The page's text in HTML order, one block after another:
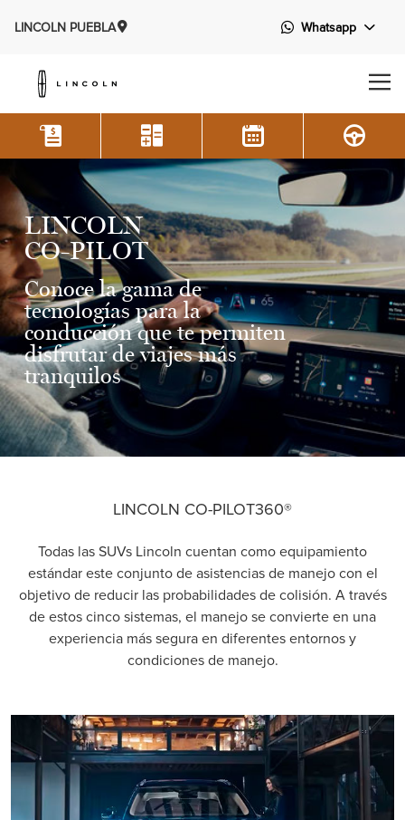
LINCOLN PUEBLA Whatsapp
LINCOLN
CO-PILOT
Conoce la gama de
tecnologías para la
conducción que te permiten
disfrutar de viajes más
tranquilos
LINCOLN CO-PILOT360®
Todas las SUVs Lincoln cuentan como equipamiento
estándar este conjunto de asistencias de manejo con el
objetivo de reducir las probabilidades de colisión. A través
de estos cinco sistemas, el manejo se convierte en una
experiencia más segura en diferentes entornos y
condiciones de manejo.